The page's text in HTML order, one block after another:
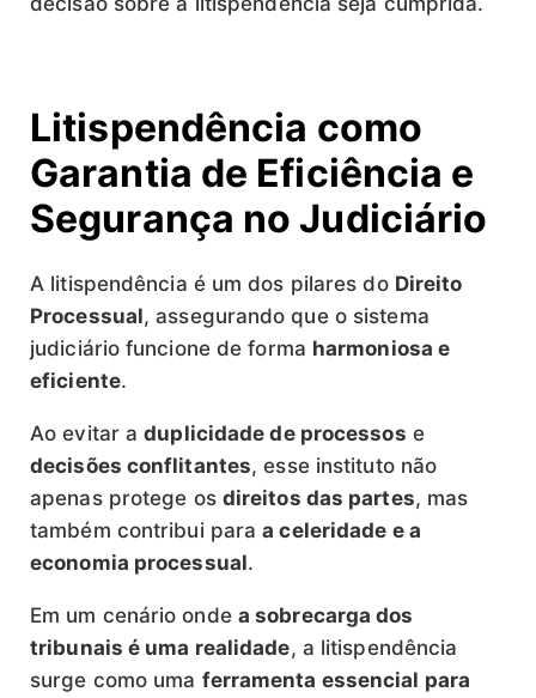
Litispendência como
Garantia de Eficiência e
Segurança no Judiciário
A litispendência é um dos pilares do Direito
Processual, assegurando que o sistema
judiciário funcione de forma harmoniosa e
eficiente.
Ao evitar aduplicidade de processos e
decisões conflitantes, esse instituto não
apenas protege os direitos das partes, mas
também contribui paraa celeridade e a
economia processual.
Em um cenário onde a sobrecarga dos
tribunais é uma realidade, a litispendência
surge como uma ferramenta essencial para